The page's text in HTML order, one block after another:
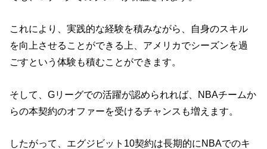
これにより、実践的な経験を積みながら、自身のスキル
を向上させることができる上、アメリカでシーズンを過
ごすという体験も積むことができます。
そして、Gリーグでの活躍が認められれば、NBAチームか
らの本契約のオファーを受けるチャンスも増えます。
したがって、エグジビット10契約は長期的にNBAでのキ